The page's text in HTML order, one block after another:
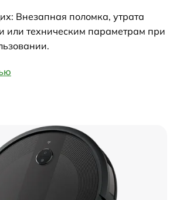
Внезапная поломка, утрата
или техническим параметрам при